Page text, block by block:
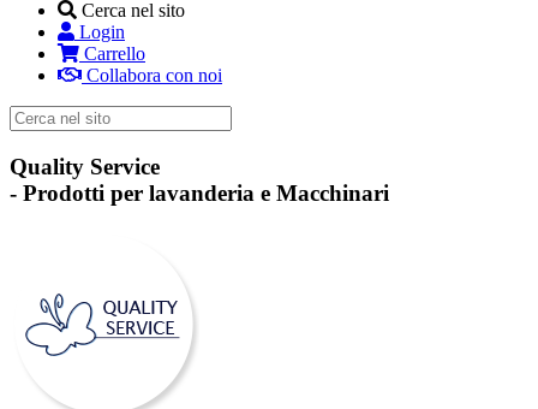
Cerca nel sito
Login
Carrello
Collabora con noi
Quality Service
- Prodotti per lavanderia e Macchinari